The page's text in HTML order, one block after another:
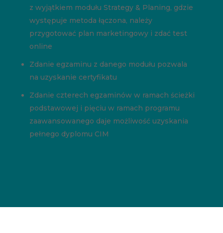
z wyjątkiem modułu Strategy & Planing, gdzie
występuje metoda łączona, należy
przygotować plan marketingowy i zdać test
online
Zdanie egzaminu z danego modułu pozwala
na uzyskanie certyfikatu
Zdanie czterech egzaminów w ramach ścieżki
podstawowej i pięciu w ramach programu
zaawansowanego daje możliwość uzyskania
pełnego dyplomu CIM